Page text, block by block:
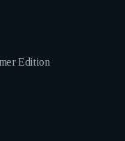
Edition